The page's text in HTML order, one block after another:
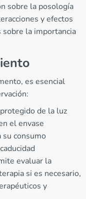
sobre la posología
y efectos
sobre la importancia
es esencial
de la luz
el envase
consumo
evaluar la
si es necesario,
y